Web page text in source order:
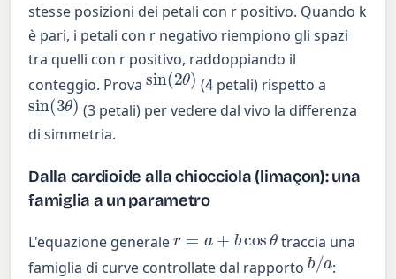
stesse posizioni dei petali con r positivo. Quando k
è pari, i petali con r negativo riempiono gli spazi
tra quelli con r positivo, raddoppiando il
conteggio. Prova
sin(2θ)
(4 petali) rispetto a
sin(3θ)
(3 petali) per vedere dal vivo la differenza
di simmetria.
Dalla cardioide alla chiocciola (limaçon): una
famiglia a un parametro
L'equazione generaler= +b cosθ
traccia una
famiglia di curve controllate dal rapporto
b/a
: